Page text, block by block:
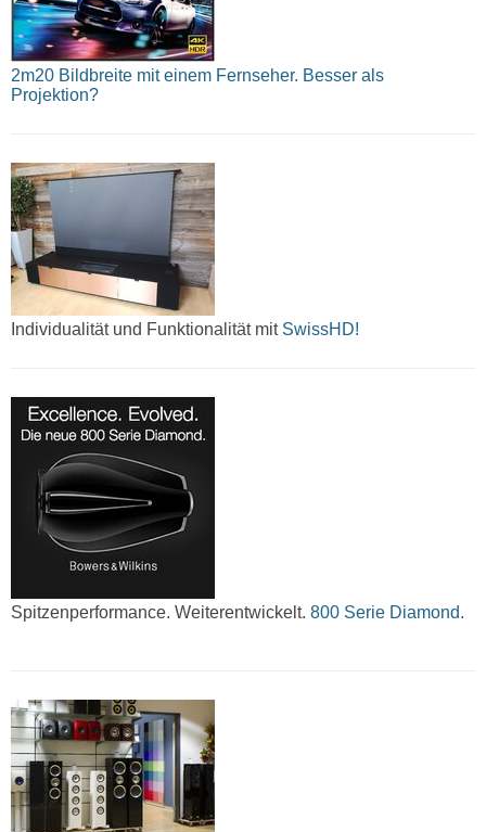
2m20 Bildbreite mit einem Fernseher. Besser als
Projektion?
Individualität und Funktionalität mitSwissHD!
Spitzenperformance. Weiterentwickelt. 800 Serie Diamond.